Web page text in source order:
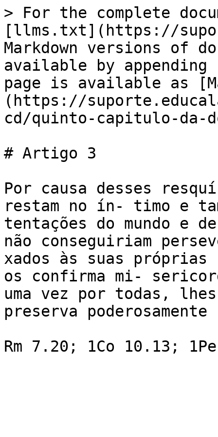
> For the complete
[llms.txt](https://
Markdown versions of
available by
page is available as
(https://
cd/quinto-capitulo-da-
# Artigo 3
Por causa desses
restam no ín- timo e
tentações do mundo e
não conseguiriam
xados às suas
os confirma mi-
uma vez por todas,
preserva